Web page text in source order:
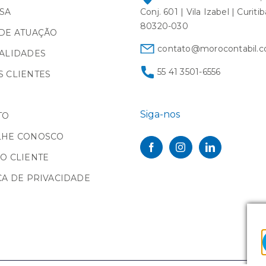
ATUAÇÃO
CLIENTES
CONOSCO
CLIENTE
DE PRIVACIDADE
Conj. 601 | Vila Izabel |
80320-030
55 41 3501-6556
Siga-nos